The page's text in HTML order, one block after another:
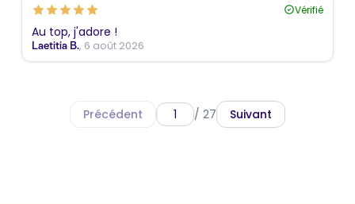
Vérifié
Au top, j'adore !
Laetitia B., 6 août 2026
Précédent / 27 Suivant